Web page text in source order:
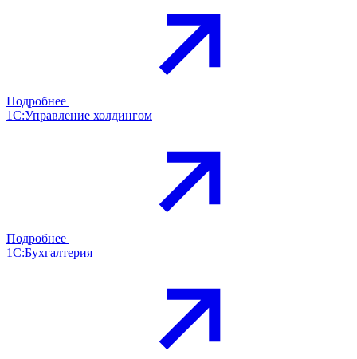
Подробнее
1С:Управление холдингом
Подробнее
1С:Бухгалтерия